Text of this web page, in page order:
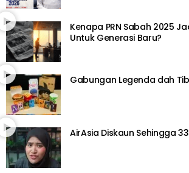
Kenapa PRN Sabah 2025
Untuk Generasi Baru?
Gabungan Legenda dah
AirAsia Diskaun Sehingga